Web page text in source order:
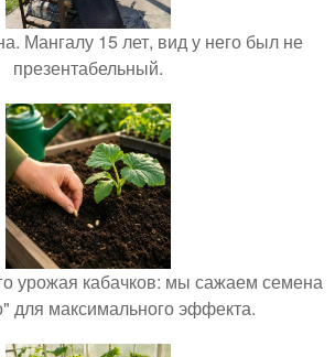
Мангалу 15 лет, вид у него был не
презентабельный.
урожая кабачков: мы сажаем семена
для максимального эффекта.